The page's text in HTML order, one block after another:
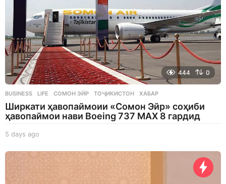
444 0
BUSINESS ,LIFE СОМОН ЭЙР ,ТОҶИКИСТОН ,ХАБАР
Ширкати ҳавопаймоии «Сомон Эйр» соҳиби
ҳавопаймои нави Boeing 737 MAX 8 гардид
5 days ago
a